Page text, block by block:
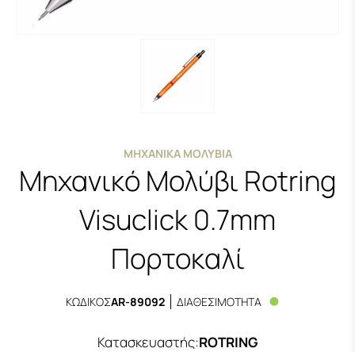
ΜΗΧΑΝΙΚΆ ΜΟΛΎΒΙΑ
Μηχανικό Μολύβι Rotring
Visuclick 0.7mm
Πορτοκαλί
ΚΩΔΙΚΟΣAR-89092 ΔΙΑΘΕΣΙΜΟΤΗΤΑ
Κατασκευαστής:ROTRING